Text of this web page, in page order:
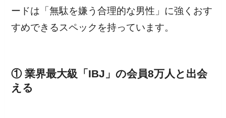
ードは「無駄を嫌う合理的な男性」に強くおす
すめできるスペックを持っています。
① 業界最大級「IBJ」の会員8万人と出会
える